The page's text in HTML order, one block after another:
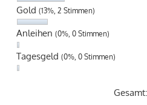
Gold (13%, 2 Stimmen)
Anleihen (0%, 0 Stimmen)
Tagesgeld (0%, 0 Stimmen)
Gesamt: